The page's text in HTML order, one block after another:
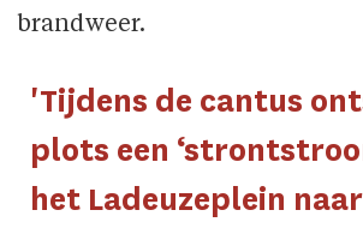
brandweer.
'Tijdens de cantus
plots een
het Ladeuzeplein